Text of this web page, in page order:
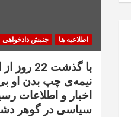
اطلاعیه ها جنبش دادخواهی
با گذشت
نیمه‌ی چپ بدن او
اخبار و اطلاعات
سیاسی در گوهر